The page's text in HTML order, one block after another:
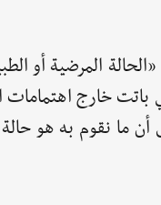
المرضية أو
باتت خارج اهتمامات
أن ما نقوم به هو